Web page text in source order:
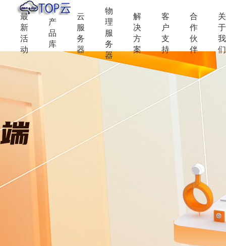
最
新
活
动
产
品
库
云
服
务
器
物
理
服
务
器
解
决
方
案
客
户
支
持
合
作
伙
伴
关
于
我
们